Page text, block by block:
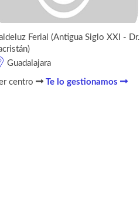
Ferial (Antigua Siglo XXI - Dr.
Guadalajara
centro Te lo gestionamos